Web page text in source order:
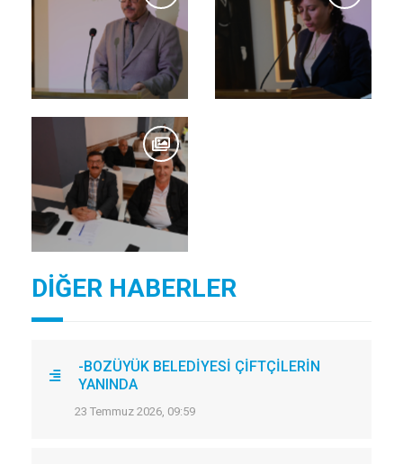
DİĞER HABERLER
-BOZÜYÜK BELEDİYESİ ÇİFTÇİLERİN
YANINDA
23 Temmuz 2026, 09:59